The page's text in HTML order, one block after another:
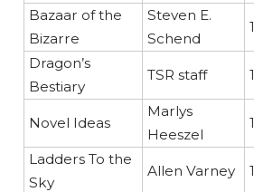
Bazaar of the
Bizarre
Steven E.
Schend
Dragon’s
Bestiary
TSR staff
Novel Ideas
Marlys
Heeszel
Ladders To the
Sky
Allen Varney